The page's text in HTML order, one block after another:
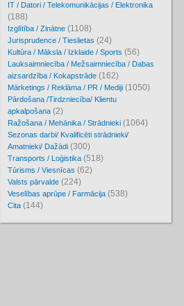
IT / Datori / Telekomunikācijas / Elektronika
(188)
Izglītība / Zinātne (1108)
Jurisprudence / Tieslietas (24)
Kultūra / Māksla / Izklaide / Sports (56)
Lauksaimniecība / Mežsaimniecība / Dabas
aizsardzība / Kokapstrāde (162)
Mārketings / Reklāma / PR / Mediji (1050)
Pārdošana /Tirdzniecība/ Klientu
apkalpošana (2)
Ražošana / Mehānika / Strādnieki (1064)
Sezonas darbi/ Kvalificēti strādnieki/
Amatnieki/ Dažādi (300)
Transports / Loģistika (518)
Tūrisms / Viesnīcas (62)
Valsts pārvalde (224)
Veselības aprūpe / Farmācija (538)
Cita (144)